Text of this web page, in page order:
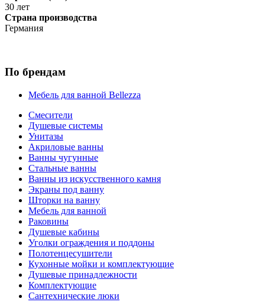
30 лет
Страна производства
Германия
По брендам
Мебель для ванной Bellezza
Смесители
Душевые системы
Унитазы
Акриловые ванны
Ванны чугунные
Стальные ванны
Ванны из искусственного камня
Экраны под ванну
Шторки на ванну
Мебель для ванной
Раковины
Душевые кабины
Уголки ограждения и поддоны
Полотенцесушители
Кухонные мойки и комплектующие
Душевые принадлежности
Комплектующие
Сантехнические люки